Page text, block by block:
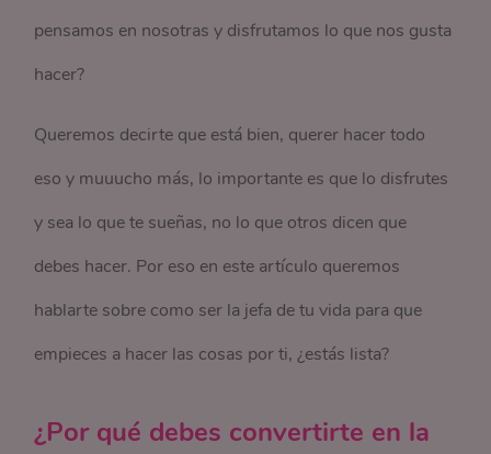
pensamos en nosotras y disfrutamos lo que nos gusta
hacer?
Queremos decirte que está bien, querer hacer todo
eso y muuucho más, lo importante es que lo disfrutes
y sea lo que te sueñas, no lo que otros dicen que
debes hacer. Por eso en este artículo queremos
hablarte sobre como ser la jefa de tu vida para que
empieces a hacer las cosas por ti, ¿estás lista?
¿Por qué debes convertirte en la